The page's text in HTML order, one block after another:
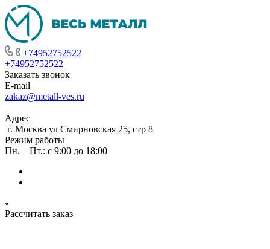
+74952752522
+74952752522
Заказать звонок
E-mail
zakaz@metall-ves.ru
Адрес
г. Москва ул Смирновская 25, стр 8
Режим работы
Пн. – Пт.: с 9:00 до 18:00
Рассчитать заказ